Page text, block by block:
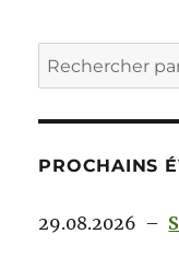
PROCHAINS
29.08.2026 –